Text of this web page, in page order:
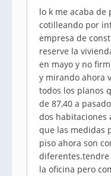
lo k me acaba de
cotilleando por
empresa de
reserve la
en mayo y no
y mirando ahora
todos los planos
de 87,40 a
dos habitaciones
que las medidas
piso ahora son
diferentes.tendre
la oficina pero